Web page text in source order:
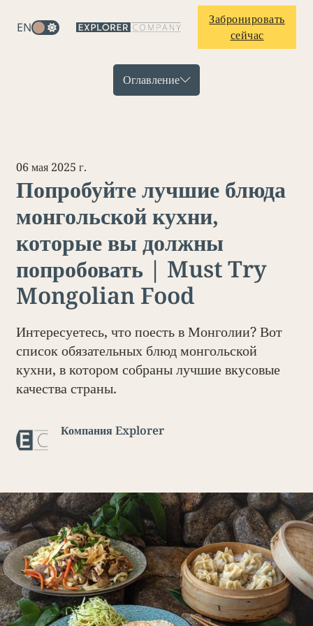
EN
Забронировать
сейчас
Оглавление
Попробуйте лучшие блюда
монгольской кухни,
которые вы должны
попробовать | Must Try
Mongolian Food
06 мая 2025 г.
Интересуетесь, что поесть в Монголии? Вот
список обязательных блюд монгольской
кухни, в котором собраны лучшие вкусовые
качества страны.
Компания Explorer